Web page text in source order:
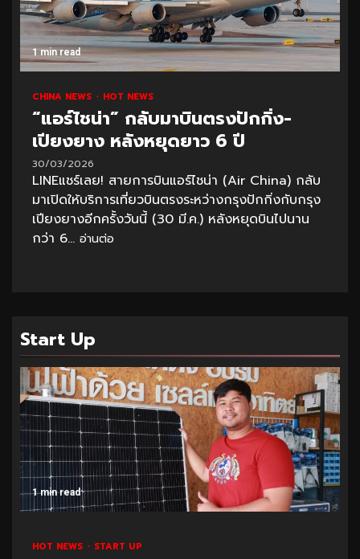
1 min read
CHINA NEWS HOT NEWS
“แอร์ไชน่า” กลับมาบินตรงปักกิ่ง-
เปียงยาง หลังหยุดยาว 6 ปี
30/03/2026
LINEแชร์เลย! สายการบินแอร์ไชน่า (Air China) กลับ
มาเปิดให้บริการเที่ยวบินตรงระหว่างกรุงปักกิ่งกับกรุง
เปียงยางอีกครั้งวันนี้ (30 มี.ค.) หลังหยุดบินไปนาน
กว่า 6... อ่านต่อ
Start Up
1 min read
HOT NEWS START UP